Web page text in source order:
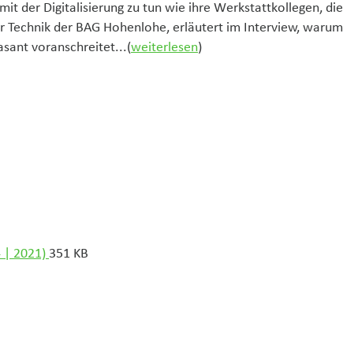
der Digitalisierung zu tun wie ihre Werkstattkollegen, die
Technik der BAG Hohenlohe, erläutert im Interview, warum
voranschreitet...(weiterlesen)
| 2021) 351 KB